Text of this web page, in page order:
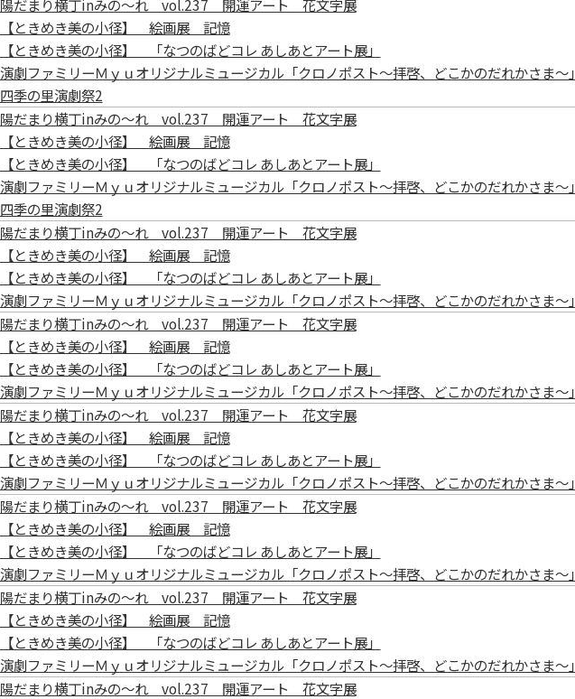
陽だまり横丁inみの～れ vol.237 開運アート 花文字展
【ときめき美の小径】 絵画展 記憶
【ときめき美の小径】 「なつのばどコレ あしあとアート展」
演劇ファミリーＭｙｕオリジナルミュージカル「クロノポスト～拝啓、どこかのだれかさま～」
四季の里演劇祭2
陽だまり横丁inみの～れ vol.237 開運アート 花文字展
【ときめき美の小径】 絵画展 記憶
【ときめき美の小径】 「なつのばどコレ あしあとアート展」
演劇ファミリーＭｙｕオリジナルミュージカル「クロノポスト～拝啓、どこかのだれかさま～」
四季の里演劇祭2
陽だまり横丁inみの～れ vol.237 開運アート 花文字展
【ときめき美の小径】 絵画展 記憶
【ときめき美の小径】 「なつのばどコレ あしあとアート展」
演劇ファミリーＭｙｕオリジナルミュージカル「クロノポスト～拝啓、どこかのだれかさま～」
陽だまり横丁inみの～れ vol.237 開運アート 花文字展
【ときめき美の小径】 絵画展 記憶
【ときめき美の小径】 「なつのばどコレ あしあとアート展」
演劇ファミリーＭｙｕオリジナルミュージカル「クロノポスト～拝啓、どこかのだれかさま～」
陽だまり横丁inみの～れ vol.237 開運アート 花文字展
【ときめき美の小径】 絵画展 記憶
【ときめき美の小径】 「なつのばどコレ あしあとアート展」
演劇ファミリーＭｙｕオリジナルミュージカル「クロノポスト～拝啓、どこかのだれかさま～」
陽だまり横丁inみの～れ vol.237 開運アート 花文字展
【ときめき美の小径】 絵画展 記憶
【ときめき美の小径】 「なつのばどコレ あしあとアート展」
演劇ファミリーＭｙｕオリジナルミュージカル「クロノポスト～拝啓、どこかのだれかさま～」
陽だまり横丁inみの～れ vol.237 開運アート 花文字展
【ときめき美の小径】 絵画展 記憶
【ときめき美の小径】 「なつのばどコレ あしあとアート展」
演劇ファミリーＭｙｕオリジナルミュージカル「クロノポスト～拝啓、どこかのだれかさま～」
陽だまり横丁inみの～れ vol.237 開運アート 花文字展